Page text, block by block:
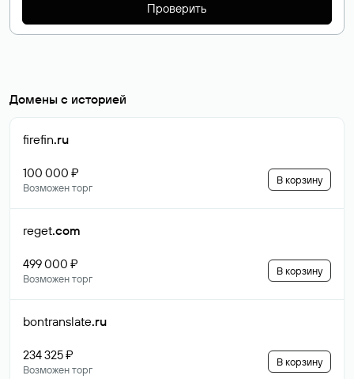
Проверить
Домены с историей
firefin.ru
100 000 ₽
Возможен торг
В корзину
reget.com
499 000 ₽
Возможен торг
В корзину
bontranslate.ru
234 325 ₽
Возможен торг
В корзину